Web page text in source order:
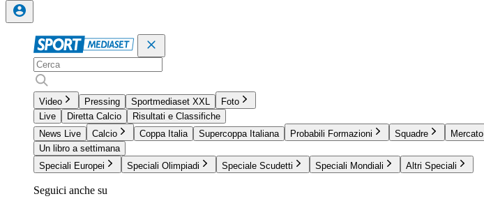
Video Pressing Sportmediaset XXL
Foto
Live
Diretta Calcio
Risultati e Classifiche
News Live
Calcio Coppa Italia Supercoppa Italiana Probabili Formazioni Squadre Mercato
Un libro a settimana
Speciali Europei
Speciali Olimpiadi Speciale Scudetti Speciali Mondiali Altri Speciali
Seguici anche su